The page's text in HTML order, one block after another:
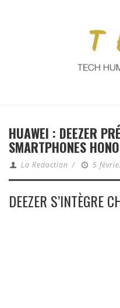
HUAWEI : DEEZER
SMARTPHONES
La Redaction / 5
DEEZER S’INTÈGRE